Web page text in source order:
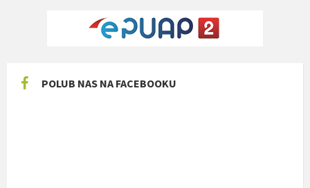
POLUB NAS NA FACEBOOKU